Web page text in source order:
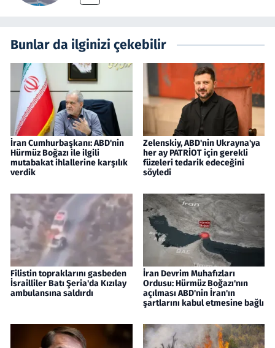
Bunlar da ilginizi çekebilir
İran Cumhurbaşkanı: ABD'nin
Hürmüz Boğazı ile ilgili
mutabakat ihlallerine karşılık
verdik
Zelenskiy, ABD'nin Ukrayna'ya
her ay PATRİOT için gerekli
füzeleri tedarik edeceğini
söyledi
Filistin topraklarını gasbeden
İsrailliler Batı Şeria'da Kızılay
ambulansına saldırdı
İran Devrim Muhafızları
Ordusu: Hürmüz Boğazı'nın
açılması ABD'nin İran'ın
şartlarını kabul etmesine bağlı